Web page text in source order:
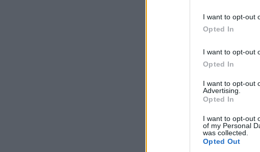
I want to opt-out
Opted In
I want to opt-out
Opted In
I want to opt-out
Advertising.
Opted In
I want to opt-out
of my Personal
was collected.
Opted Out